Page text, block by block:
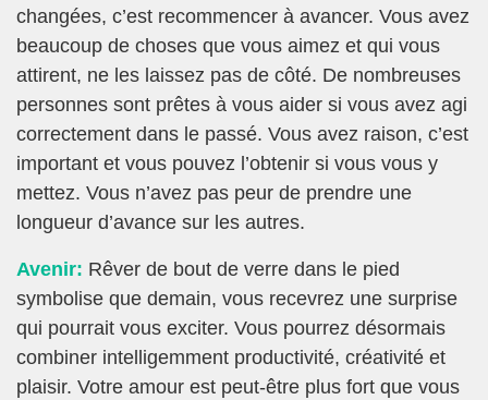
changées, c’est recommencer à avancer. Vous avez
beaucoup de choses que vous aimez et qui vous
attirent, ne les laissez pas de côté. De nombreuses
personnes sont prêtes à vous aider si vous avez agi
correctement dans le passé. Vous avez raison, c’est
important et vous pouvez l’obtenir si vous vous y
mettez. Vous n’avez pas peur de prendre une
longueur d’avance sur les autres.
Avenir: Rêver de bout de verre dans le pied
symbolise que demain, vous recevrez une surprise
qui pourrait vous exciter. Vous pourrez désormais
combiner intelligemment productivité, créativité et
plaisir. Votre amour est peut-être plus fort que vous